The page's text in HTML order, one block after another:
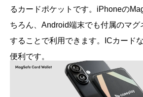
るカードポケットです。iPhoneの
ちろん、Android端末でも付属のマグ
することで利用できます。ICカード
便利です。